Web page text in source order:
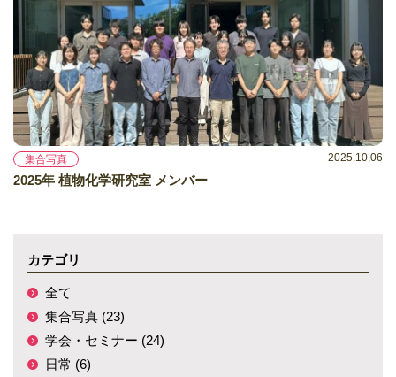
集合写真 2025.10.06
2025年 植物化学研究室 メンバー
カテゴリ
全て
集合写真 (23)
学会・セミナー (24)
日常 (6)